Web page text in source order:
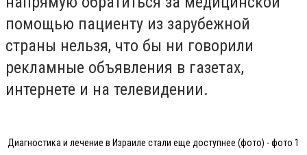
помощью пациенту из зарубежной
страны нельзя, что бы ни говорили
рекламные объявления в газетах,
интернете и на телевидении.
Диагностика и лечение в Израиле стали еще доступнее (фото) - фото 1